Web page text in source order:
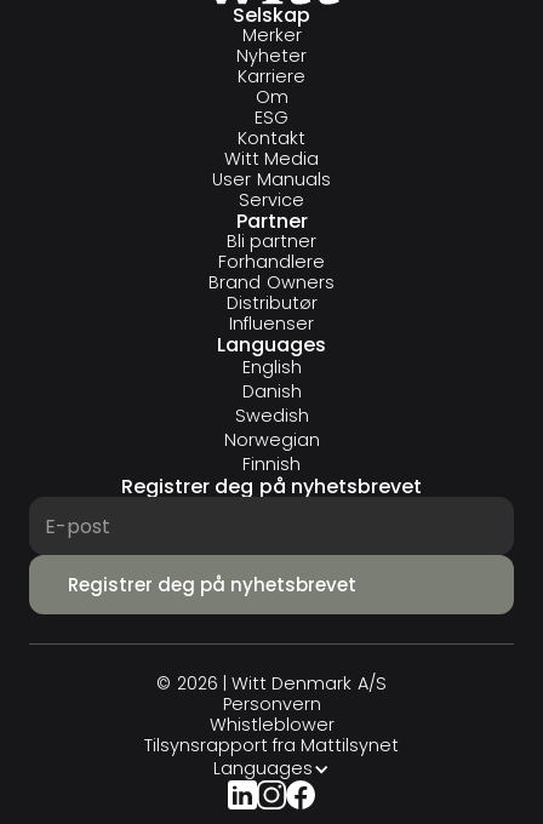
Selskap
Merker
Nyheter
Karriere
Om
ESG
Kontakt
Witt Media
User Manuals
Service
Partner
Bli partner
Forhandlere
Brand Owners
Distributør
Influenser
Languages
English
Danish
Swedish
Norwegian
Finnish
Registrer deg på nyhetsbrevet
© 2026 | Witt Denmark A/S
Personvern
Whistleblower
Tilsynsrapport fra Mattilsynet
Languages